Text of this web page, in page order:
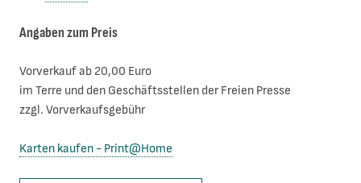
Angaben zum Preis
Vorverkauf ab 20,00 Euro
im Terre und den Geschäftsstellen der Freien Presse
zzgl. Vorverkaufsgebühr
Karten kaufen - Print@Home